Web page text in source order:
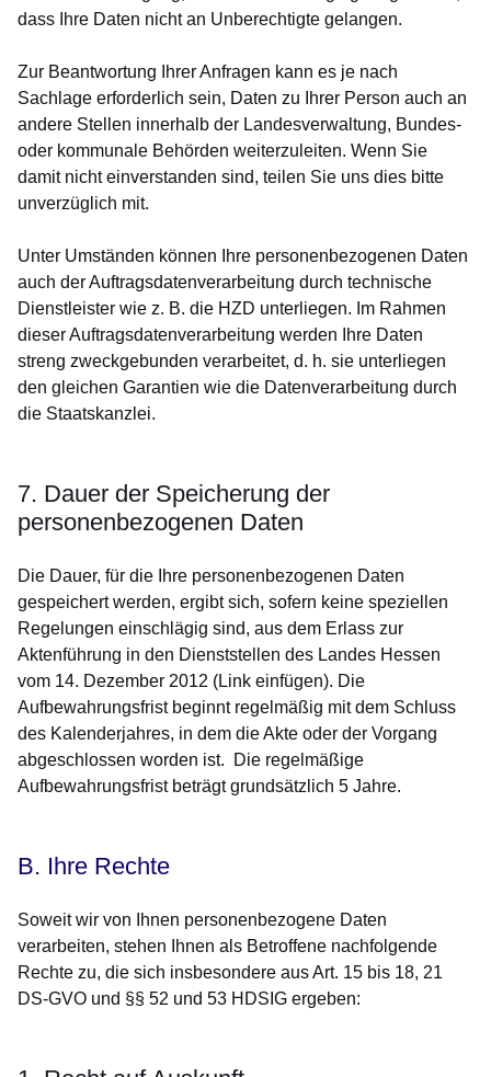
dass Ihre Daten nicht an Unberechtigte gelangen.
Zur Beantwortung Ihrer Anfragen kann es je nach
Sachlage erforderlich sein, Daten zu Ihrer Person auch an
andere Stellen innerhalb der Landesverwaltung, Bundes-
oder kommunale Behörden weiterzuleiten. Wenn Sie
damit nicht einverstanden sind, teilen Sie uns dies bitte
unverzüglich mit.
Unter Umständen können Ihre personenbezogenen Daten
auch der Auftragsdatenverarbeitung durch technische
Dienstleister wie z. B. die HZD unterliegen. Im Rahmen
dieser Auftragsdatenverarbeitung werden Ihre Daten
streng zweckgebunden verarbeitet, d. h. sie unterliegen
den gleichen Garantien wie die Datenverarbeitung durch
die Staatskanzlei.
7. Dauer der Speicherung der
personenbezogenen Daten
Die Dauer, für die Ihre personenbezogenen Daten
gespeichert werden, ergibt sich, sofern keine speziellen
Regelungen einschlägig sind, aus dem Erlass zur
Aktenführung in den Dienststellen des Landes Hessen
vom 14. Dezember 2012 (Link einfügen). Die
Aufbewahrungsfrist beginnt regelmäßig mit dem Schluss
des Kalenderjahres, in dem die Akte oder der Vorgang
abgeschlossen worden ist. Die regelmäßige
Aufbewahrungsfrist beträgt grundsätzlich 5 Jahre.
B. Ihre Rechte
Soweit wir von Ihnen personenbezogene Daten
verarbeiten, stehen Ihnen als Betroffene nachfolgende
Rechte zu, die sich insbesondere aus Art. 15 bis 18, 21
DS-GVO und §§ 52 und 53 HDSIG ergeben: